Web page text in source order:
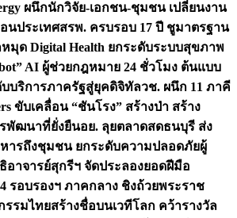
ผนึกนักวิจัย-เอกชน-ชุมชน เปลี่ยนงาน
นประเทศสรพ. ครบรอบ 17 ปี ชูมาตรฐาน
มุด Digital Health ยกระดับระบบสุขภาพ
AI ผู้ช่วยกฎหมาย 24 ชั่วโมง ต้นแบบ
บริการภาครัฐสู่ยุคดิจิทัลวช. ผนึก 11 ภาคี
ขับเคลื่อน “ชันโรง” สร้างป่า สร้าง
พัฒนาที่ยั่งยืนอย. ลุยตลาดสดธนบุรี ส่ง
หารถึงชุมชน ยกระดับความปลอดภัยผู้
าจารย์สุกรีฯ จัดประลองยอดฝีมือ
รอบรองฯ ภาคกลาง ชิงถ้วยพระราช
รมไทยสร้างชื่อบนเวทีโลก คว้ารางวัล